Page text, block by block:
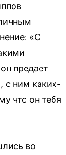
«С
предает
с ним каких-
что он тебя
во